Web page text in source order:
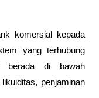
komersial kepada
yang terhubung
berada di bawah
penjaminan